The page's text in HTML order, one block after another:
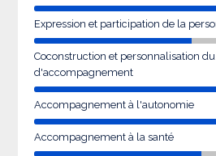
Expression et participation de la
Coconstruction et personnalisation
d'accompagnement
Accompagnement à l'autonomie
Accompagnement à la santé